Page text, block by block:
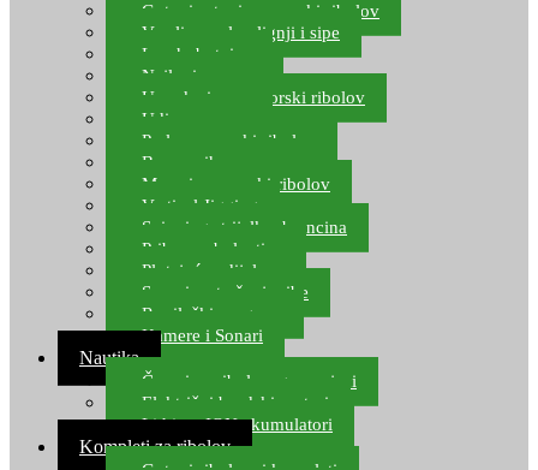
Gotovi setovi za morski ribolov
Varalice za lov lignji i sipe
Lov hobotnice
Najloni za more
Upredenice za morski ribolov
Udice za more
Perle za morski ribolov
Brum prihrana za more
Mamci za morski ribolov
Vertical Jigging
Spinning strijelke, brancina
Pribor za bolentino
Plutajuća odijela
Sonari za traženje ribe
Ronilački program
Kamere i Sonari
Nautika
Čamci za ribolov, gumenjaci
Električni brodski motori
Lithium ION akumulatori
Kompleti za ribolov